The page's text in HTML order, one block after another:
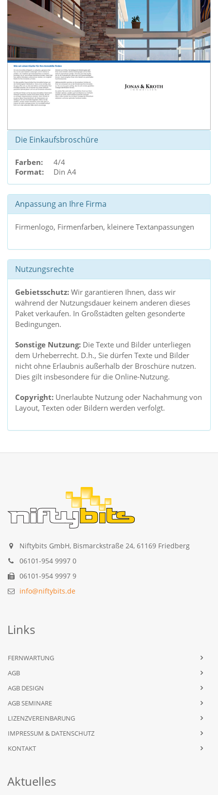
Die Einkaufsbroschüre
Farben:
4/4
Format:
Din A4
Anpassung an Ihre Firma
Firmenlogo, Firmenfarben, kleinere Textanpassungen
Nutzungsrechte
Gebietsschutz: Wir garantieren Ihnen, dass wir
während der Nutzungsdauer keinem anderen dieses
Paket verkaufen. In Großstädten gelten gesonderte
Bedingungen.
Sonstige Nutzung: Die Texte und Bilder unterliegen
dem Urheberrecht. D.h., Sie dürfen Texte und Bilder
nicht ohne Erlaubnis außerhalb der Broschüre nutzen.
Dies gilt insbesondere für die Online-Nutzung.
Copyright: Unerlaubte Nutzung oder Nachahmung von
Layout, Texten oder Bildern werden verfolgt.
Niftybits GmbH, Bismarckstraße 24, 61169 Friedberg
06101-954 9997 0
06101-954 9997 9
info@niftybits.de
Links
FERNWARTUNG
AGB
AGB DESIGN
AGB SEMINARE
LIZENZVEREINBARUNG
IMPRESSUM & DATENSCHUTZ
KONTAKT
Aktuelles